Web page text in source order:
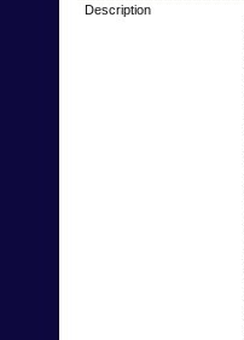
Description